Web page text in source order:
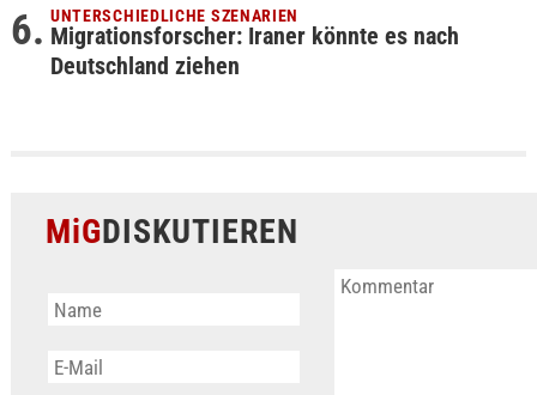
UNTERSCHIEDLICHE SZENARIEN
Migrationsforscher: Iraner könnte es nach
Deutschland ziehen
MiGDISKUTIEREN